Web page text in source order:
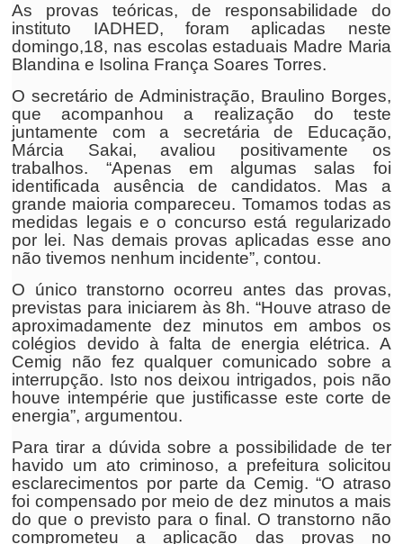
As provas teóricas, de responsabilidade do
instituto IADHED, foram aplicadas neste
domingo,18, nas escolas estaduais Madre Maria
Blandina e Isolina França Soares Torres.
O secretário de Administração, Braulino Borges,
que acompanhou a realização do teste
juntamente com a secretária de Educação,
Márcia Sakai, avaliou positivamente os
trabalhos. “Apenas em algumas salas foi
identificada ausência de candidatos. Mas a
grande maioria compareceu. Tomamos todas as
medidas legais e o concurso está regularizado
por lei. Nas demais provas aplicadas esse ano
não tivemos nenhum incidente”, contou.
O único transtorno ocorreu antes das provas,
previstas para iniciarem às 8h. “Houve atraso de
aproximadamente dez minutos em ambos os
colégios devido à falta de energia elétrica. A
Cemig não fez qualquer comunicado sobre a
interrupção. Isto nos deixou intrigados, pois não
houve intempérie que justificasse este corte de
energia”, argumentou.
Para tirar a dúvida sobre a possibilidade de ter
havido um ato criminoso, a prefeitura solicitou
esclarecimentos por parte da Cemig. “O atraso
foi compensado por meio de dez minutos a mais
do que o previsto para o final. O transtorno não
comprometeu a aplicação das provas no